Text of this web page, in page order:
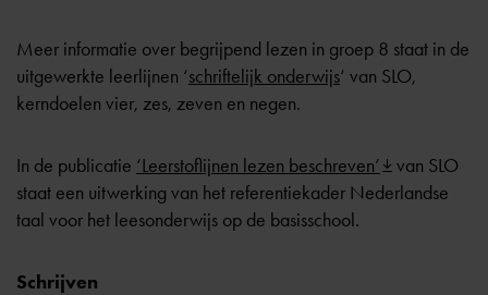
Meer informatie over begrijpend lezen in groep 8 staat in de
uitgewerkte leerlijnen ‘schriftelijk onderwijs‘ van SLO,
kerndoelen vier, zes, zeven en negen.
In de publicatie ‘Leerstoflijnen lezen beschreven’
van SLO
staat een uitwerking van het referentiekader Nederlandse
taal voor het leesonderwijs op de basisschool.
Schrijven